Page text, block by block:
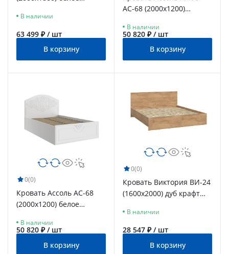
В наличии
63 499 ₽ / шт
В корзину
АС-68 (2000х1200)
В наличии
50 820 ₽ / шт
В корзину
0(0)
Кровать Ассоль АС-68
(2000х1200) белое
В наличии
50 820 ₽ / шт
В корзину
0(0)
Кровать Виктория ВИ-24
(1600x2000) дуб крафт
В наличии
28 547 ₽ / шт
В корзину